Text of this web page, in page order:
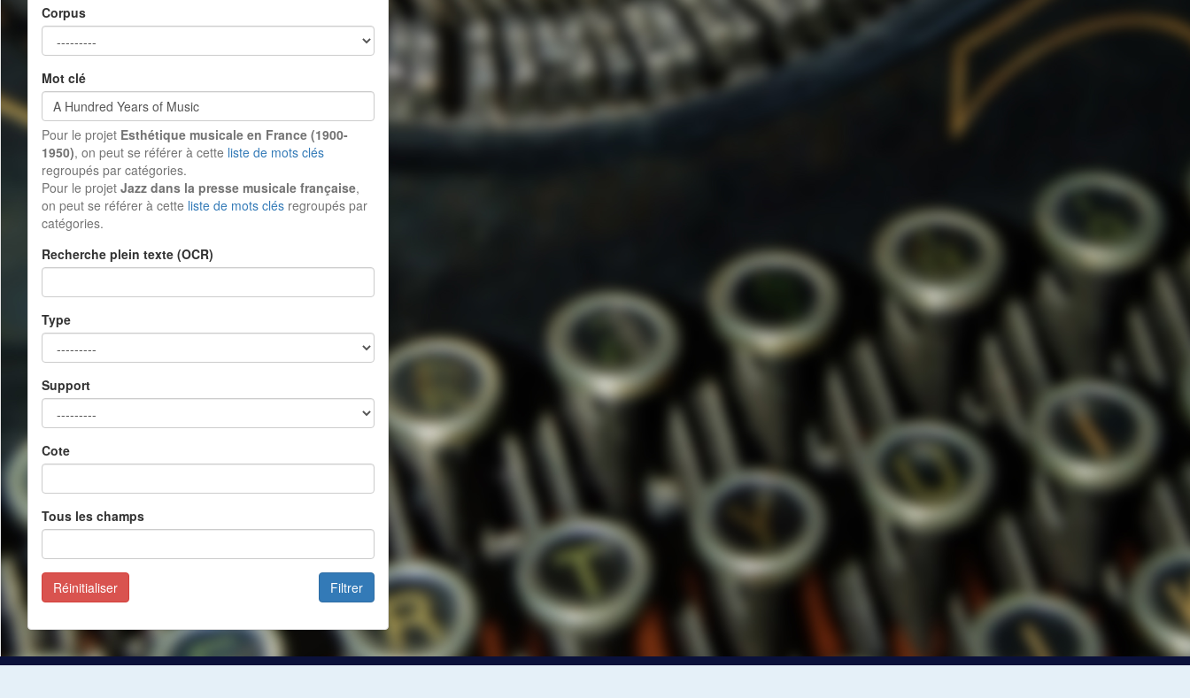
Corpus
Mot clé
Pour le projet Esthétique musicale en France (1900-
1950), on peut se référer à cette liste de mots clés
regroupés par catégories.
Pour le projet Jazz dans la presse musicale française,
on peut se référer à cette liste de mots clés regroupés par
catégories.
Recherche plein texte (OCR)
Type
Support
Cote
Tous les champs
Filtrer
Réinitialiser